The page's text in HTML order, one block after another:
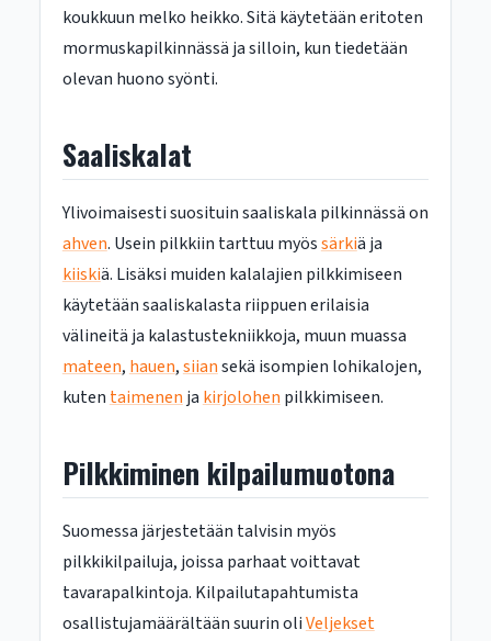
koukkuun melko heikko. Sitä käytetään eritoten
mormuskapilkinnässä ja silloin, kun tiedetään
olevan huono syönti.
Saaliskalat
Ylivoimaisesti suosituin saaliskala pilkinnässä on
ahven. Usein pilkkiin tarttuu myössärkiä ja
kiiskiä. Lisäksi muiden kalalajien pilkkimiseen
käytetään saaliskalasta riippuen erilaisia
välineitä ja kalastustekniikkoja, muun muassa
mateen, hauen,siiansekä isompien lohikalojen,
kuten taimenen ja kirjolohen pilkkimiseen.
Pilkkiminen kilpailumuotona
Suomessa järjestetään talvisin myös
pilkkikilpailuja, joissa parhaat voittavat
tavarapalkintoja. Kilpailutapahtumista
osallistujamäärältään suurin oliVeljekset